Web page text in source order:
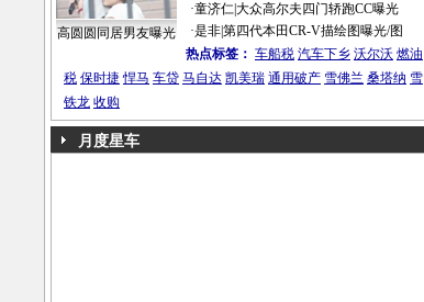
高圆圆同居男友曝光
·童济仁|大众高尔夫四门轿跑CC曝光
·是非|第四代本田CR-V描绘图曝光/图
热点标签： 车船税 汽车下乡 沃尔沃 燃油
税 保时捷 悍马 车贷 马自达 凯美瑞 通用破产 雪佛兰 桑塔纳 雪
铁龙 收购
月度星车